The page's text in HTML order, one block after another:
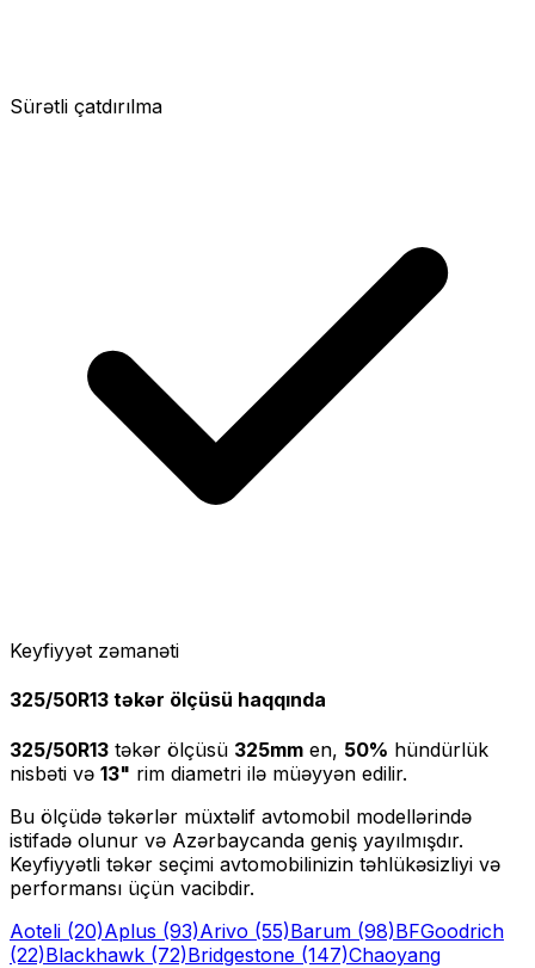
Sürətli çatdırılma
Keyfiyyət zəmanəti
325/50R13 təkər ölçüsü haqqında
325/50R13 təkər ölçüsü 325mm en, 50% hündürlük
nisbəti və 13" rim diametri ilə müəyyən edilir.
Bu ölçüdə təkərlər müxtəlif avtomobil modellərində
istifadə olunur və Azərbaycanda geniş yayılmışdır.
Keyfiyyətli təkər seçimi avtomobilinizin təhlükəsizliyi və
performansı üçün vacibdir.
Aoteli (20)Aplus (93)Arivo (55)Barum (98)BFGoodrich
(22)Blackhawk (72)Bridgestone (147)Chaoyang